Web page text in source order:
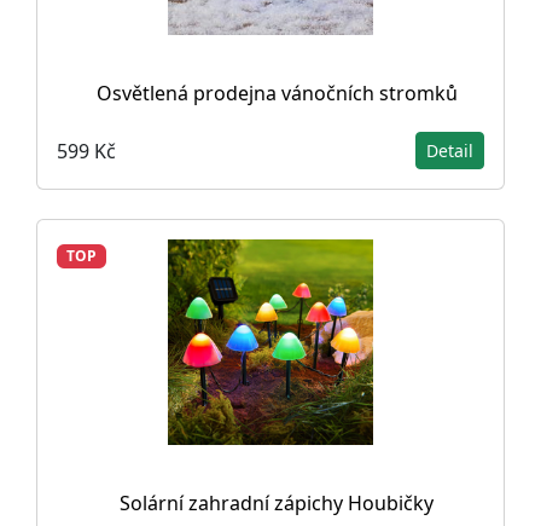
Osvětlená prodejna vánočních stromků
599 Kč Detail
TOP
Solární zahradní zápichy Houbičky